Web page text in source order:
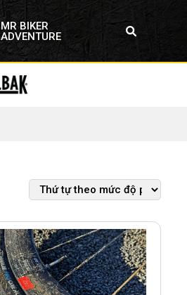
MR BIKER
ADVENTURE